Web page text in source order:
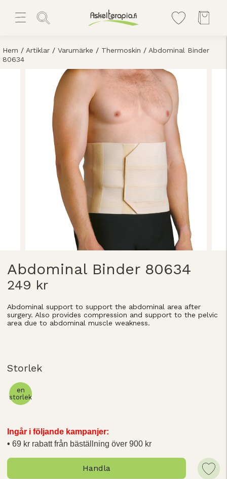
Hem / Artiklar / Varumärke / Thermoskin / Abdominal Binder
80634
Abdominal Binder 80634
249 kr
Abdominal support to support the abdominal area after
surgery. Also provides compression and support to the pelvic
area due to abdominal muscle weakness.
Storlek
en
storlek
Ingår i följande kampanjer:
69 kr rabatt från bäställning över 900 kr
Handla